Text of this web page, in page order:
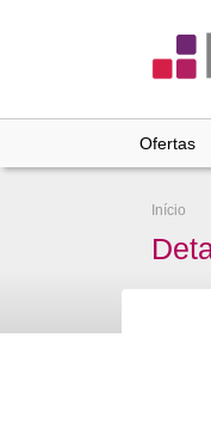
Ofertas
Início